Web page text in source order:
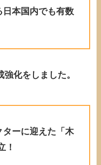
本国内でも有数
化をしました。
ーに迎えた「木
！